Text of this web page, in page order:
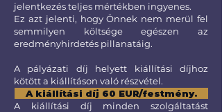
jelentkezés teljes mértékben ingyenes.
Ez azt jelenti, hogy Önnek nem merül fel
semmilyen költsége egészen az
eredményhirdetés pillanatáig.
A pályázati díj helyett kiállítási díjhoz
kötött a kiállításon való részvétel.
A kiállítási díj 60 EUR/festmény.
A kiállítási díj minden szolgáltatást